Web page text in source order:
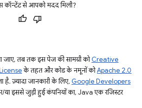
कॉन्टेंट से आपको मदद मिली?
तब तक इस पेज की सामग्री कोCreative
के तहत और कोड के नमूनों कोApache 2.0
ज़्यादा जानकारी के लिए, Google Developers
इससे जुड़ी हुई कंपनियों का, Java एक रजिस्टर